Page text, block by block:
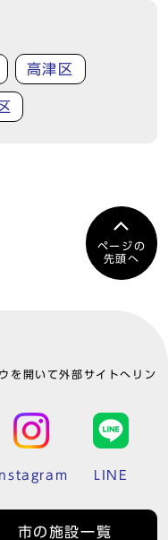
高津区
ページの
先頭へ
を開いて外部サイトへリン
Instagram LINE
市の施設一覧